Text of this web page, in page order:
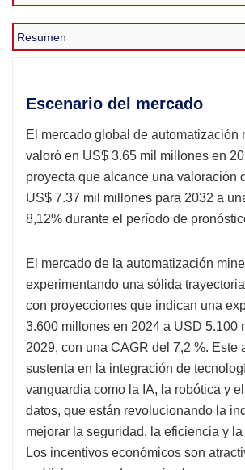
Escenario del mercado
El mercado global de automatización
valoró en US$ 3.65 mil millones en
proyecta que alcance una valoración
US$ 7.37 mil millones para 2032 a
8,12% durante el período de
El mercado de la automatización
experimentando una sólida
con proyecciones que indican una
3.600 millones en 2024 a USD 5.100
2029, con una CAGR del 7,2 %. Este
sustenta en la integración de
vanguardia como la IA, la robótica y
datos, que están revolucionando la
mejorar la seguridad, la eficiencia y
Los incentivos económicos son